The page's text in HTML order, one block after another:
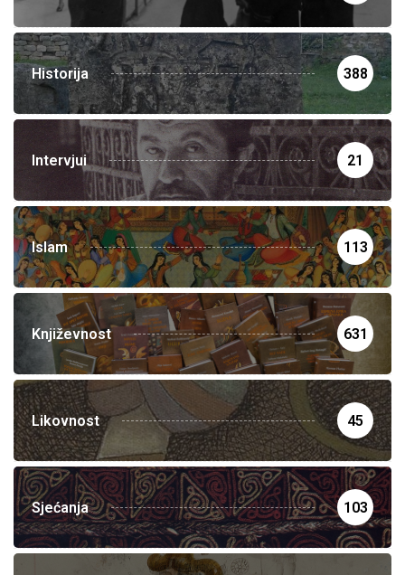
Historija 388
Intervjui 21
Islam 113
Književnost 631
Likovnost 45
Sjećanja 103